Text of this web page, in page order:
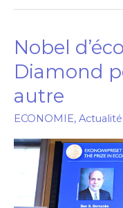
Nobel
Diamond
autre
ECONOMIE,
Nobel
d’économie
un
Diamond
peut
cacher